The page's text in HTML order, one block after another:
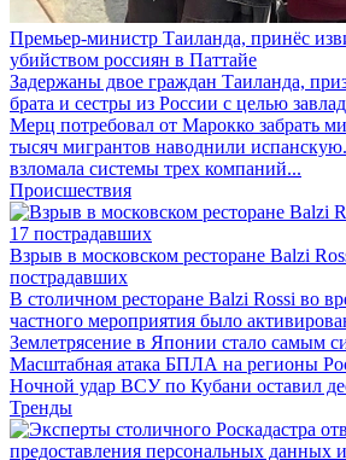
Премьер-министр Таиланда, принёс
убийством россиян в Паттайе
Задержаны двое граждан Таиланда,
брата и сестры из России с целью
Мерц потребовал от Марокко забрать
тысяч мигрантов наводнили
взломала системы трех компаний...
Происшествия
Взрыв в московском ресторане Balzi
пострадавших
В столичном ресторане Balzi Rossi во
частного мероприятия было
Землетрясение в Японии стало самым
Масштабная атака БПЛА на регионы
Ночной удар ВСУ по Кубани оставил
Тренды